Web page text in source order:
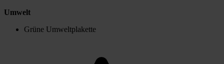
Umwelt
Grüne Umweltplakette